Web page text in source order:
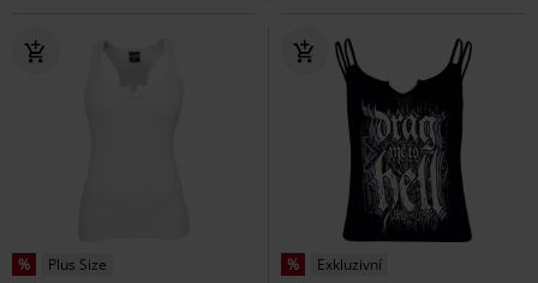
% Plus Size % Exkluzivní